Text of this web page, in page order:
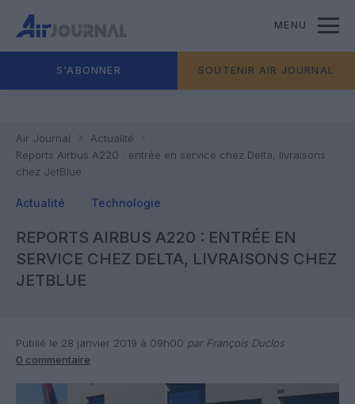
MENU
S'ABONNER SOUTENIR AIR JOURNAL
Air Journal
Actualité
Reports Airbus A220 : entrée en service chez Delta, livraisons
chez JetBlue
Actualité Technologie
REPORTS AIRBUS A220 : ENTRÉE EN
SERVICE CHEZ DELTA, LIVRAISONS CHEZ
JETBLUE
Publié le 28 janvier 2019 à 09h00 par François Duclos
0 commentaire